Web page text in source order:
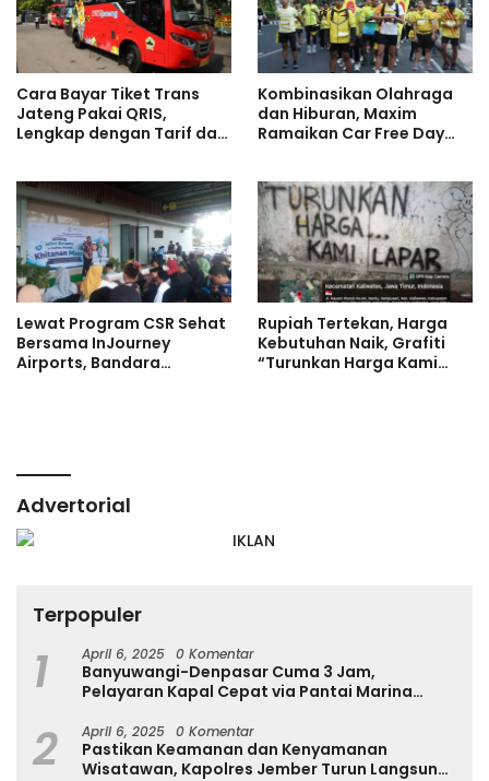
Cara Bayar Tiket Trans
Jateng Pakai QRIS,
Lengkap dengan Tarif dan
Kombinasikan Olahraga
dan Hiburan, Maxim
Ramaikan Car Free Day
Lewat Program CSR Sehat
Bersama InJourney
Airports, Bandara
Rupiah Tertekan, Harga
Kebutuhan Naik, Grafiti
“Turunkan Harga Kami
Advertorial
Terpopuler
1 April 6, 2025 0 Komentar
Banyuwangi-Denpasar Cuma 3 Jam,
Pelayaran Kapal Cepat via Pantai Marina
2 April 6, 2025 0 Komentar
Pastikan Keamanan dan Kenyamanan
Wisatawan, Kapolres Jember Turun Langsung